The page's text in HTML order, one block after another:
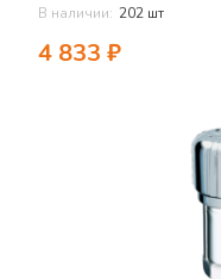
В наличии: 202 шт
4 833 ₽